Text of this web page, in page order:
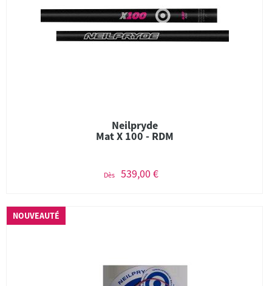
Neilpryde
Mat X 100 - RDM
Dès 539,00 €
NOUVEAUTÉ